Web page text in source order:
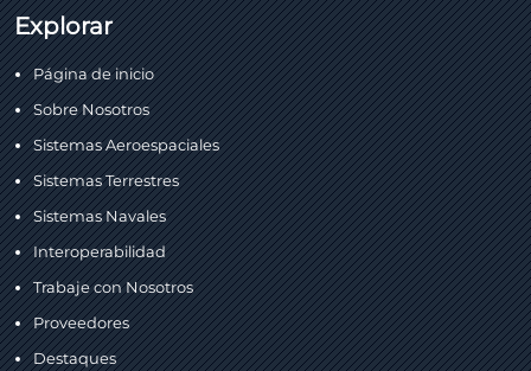
Explorar
Página de inicio
Sobre Nosotros
Sistemas Aeroespaciales
Sistemas Terrestres
Sistemas Navales
Interoperabilidad
Trabaje con Nosotros
Proveedores
Destaques